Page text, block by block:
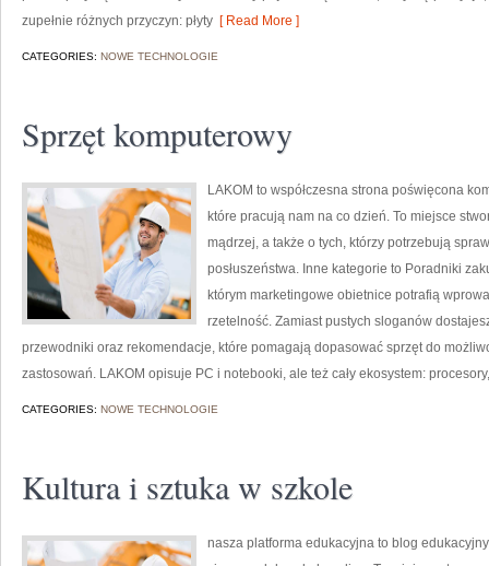
zupełnie różnych przyczyn: płyty [ Read More ]
CATEGORIES: NOWE TECHNOLOGIE
Sprzęt komputerowy
LAKOM to współczesna strona poświęcona
które pracują nam na co dzień. To miejsce
mądrzej, a także o tych, którzy potrzebują
posłuszeństwa. Inne kategorie to Poradniki
którym marketingowe obietnice potrafią
rzetelność. Zamiast pustych sloganów
przewodniki oraz rekomendacje, które pomagają dopasować sprzęt do
zastosowań. LAKOM opisuje PC i notebooki, ale też cały ekosystem:
CATEGORIES: NOWE TECHNOLOGIE
Kultura i sztuka w szkole
nasza platforma edukacyjna to blog